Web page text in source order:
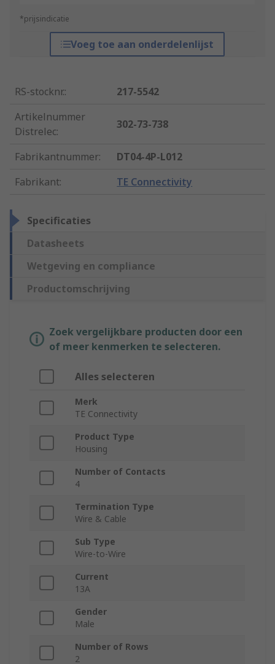
*prijsindicatie
Voeg toe aan onderdelenlijst
RS-stocknr.:
217-5542
Artikelnummer
Distrelec:
302-73-738
Fabrikantnummer:
DT04-4P-L012
Fabrikant: TE Connectivity
Specificaties
Datasheets
Wetgeving en compliance
Productomschrijving
Zoek vergelijkbare producten door een
of meer kenmerken te selecteren.
Alles selecteren
Merk
TE Connectivity
Product Type
Housing
Number of Contacts
4
Termination Type
Wire & Cable
Sub Type
Wire-to-Wire
Current
13A
Gender
Male
Number of Rows
2